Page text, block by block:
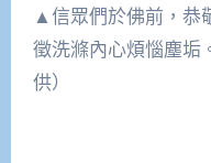
▲信眾們於佛前，恭
徵洗滌內心煩惱塵垢
供）